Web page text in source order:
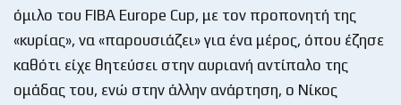
όμιλο του FIBA Europe Cup, με τον προπονητή της
«κυρίας», να «παρουσιάζει» για ένα μέρος, όπου έζησε
καθότι είχε θητεύσει στην αυριανή αντίπαλο της
ομάδας του, ενώ στην άλλην ανάρτηση, ο Νίκος